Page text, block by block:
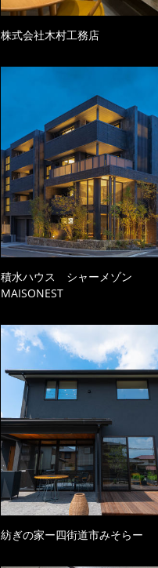
株式会社木村工務店
積水ハウス シャーメゾン
MAISONEST
紡ぎの家ー四街道市みそらー